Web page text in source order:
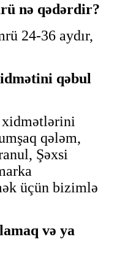
nə qədərdir?
24-36 aydır,
qəbul
qələm,
Şəxsi
üçün bizimlə
və ya